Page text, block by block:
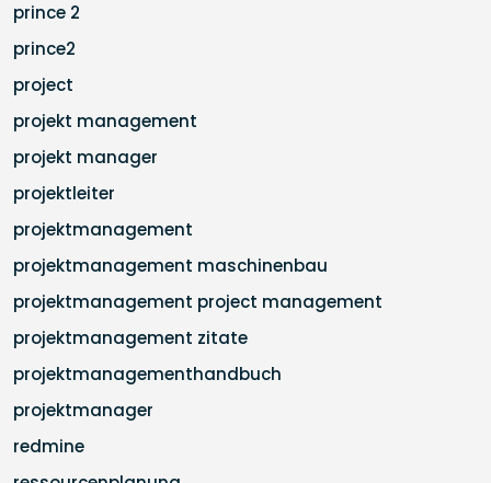
prince 2
prince2
project
projekt management
projekt manager
projektleiter
projektmanagement
projektmanagement maschinenbau
projektmanagement project management
projektmanagement zitate
projektmanagementhandbuch
projektmanager
redmine